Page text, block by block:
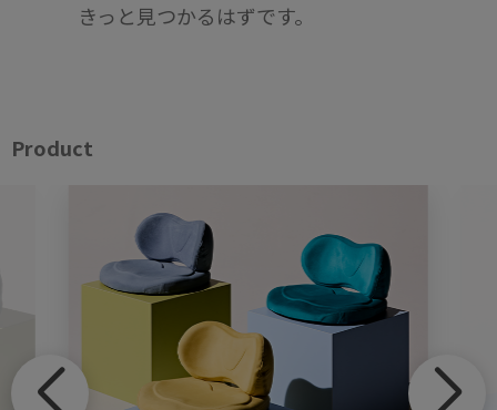
きっと見つかるはずです。
Product